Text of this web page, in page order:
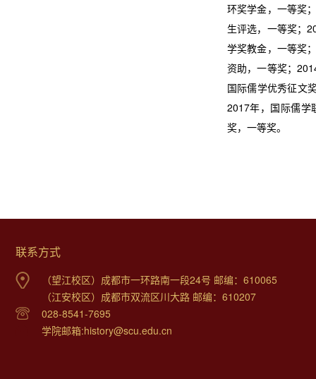
环奖学金，一等奖
生评选，一等奖；
学奖教金，一等奖
资助，一等奖；
国际儒学优秀征文
2017年，国际儒学
奖，一等奖。
联系方式
（望江校区）成都市一环路南一段24号 邮编：610065
（江安校区）成都市双流区川大路 邮编：610207
028-8541-7695
学院邮箱:history@scu.edu.cn